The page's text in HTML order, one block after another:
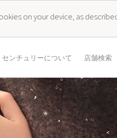
on your device, as
センチュリーについて 店舗検索